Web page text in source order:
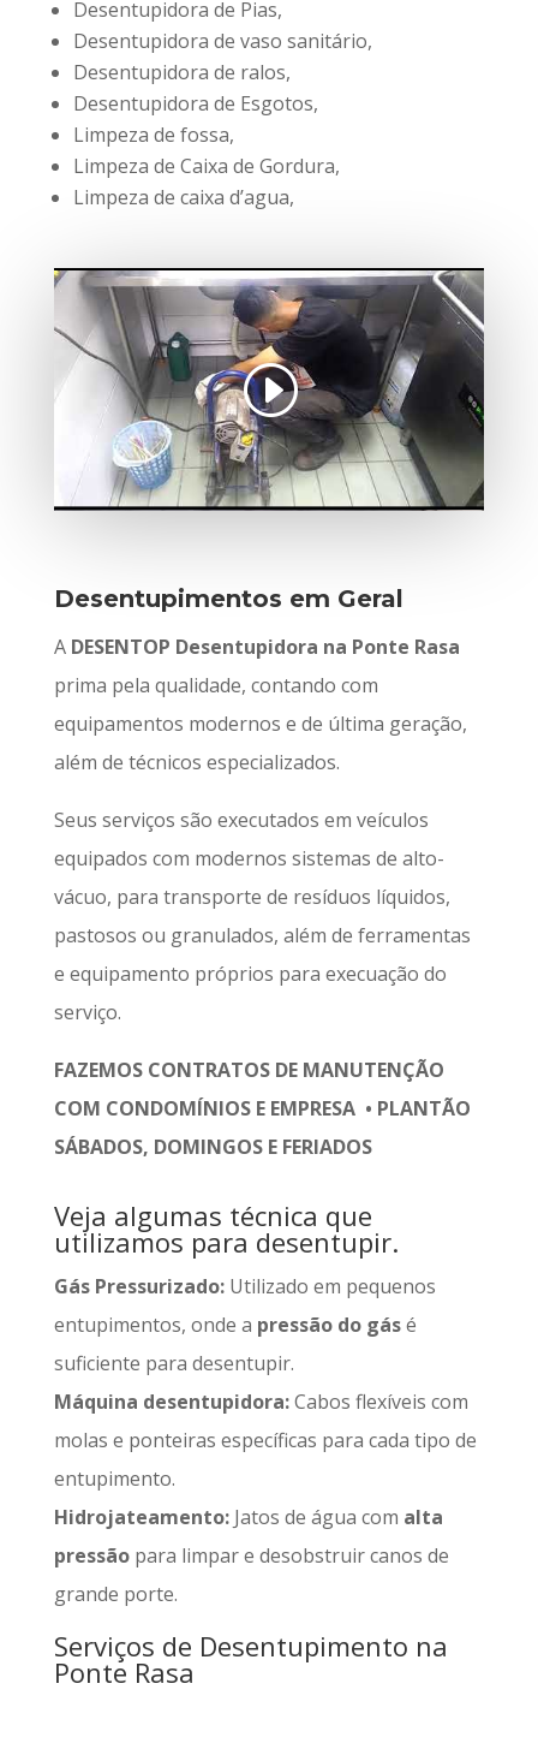
Desentupidora de Pias,
Desentupidora de vaso sanitário,
Desentupidora de ralos,
Desentupidora de Esgotos,
Limpeza de fossa,
Limpeza de Caixa de Gordura,
Limpeza de caixa d’agua,
Desentupimentos em Geral
A DESENTOP Desentupidora na Ponte Rasa
prima pela qualidade, contando com
equipamentos modernos e de última geração,
além de técnicos especializados.
Seus serviços são executados em veículos
equipados com modernos sistemas de alto-
vácuo, para transporte de resíduos líquidos,
pastosos ou granulados, além de ferramentas
e equipamento próprios para execuação do
serviço.
FAZEMOS CONTRATOS DE MANUTENÇÃO
COM CONDOMÍNIOS E EMPRESA • PLANTÃO
SÁBADOS, DOMINGOS E FERIADOS
Veja algumas técnica que
utilizamos para desentupir.
Gás Pressurizado:Utilizado em pequenos
entupimentos, onde a pressão do gásé
suficiente para desentupir.
Máquina desentupidora:Cabos flexíveis com
molas e ponteiras específicas para cada tipo de
entupimento.
Hidrojateamento:Jatos de água com alta
pressãopara limpar e desobstruir canos de
grande porte.
Serviços de Desentupimento na
Ponte Rasa